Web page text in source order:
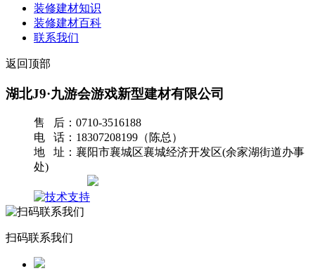
装修建材知识
装修建材百科
联系我们
返回顶部
湖北J9·九游会游戏新型建材有限公司
售 后：0710-3516188
电 话：18307208199（陈总）
地 址：襄阳市襄城区襄城经济开发区(余家湖街道办事
处)
扫码联系我们